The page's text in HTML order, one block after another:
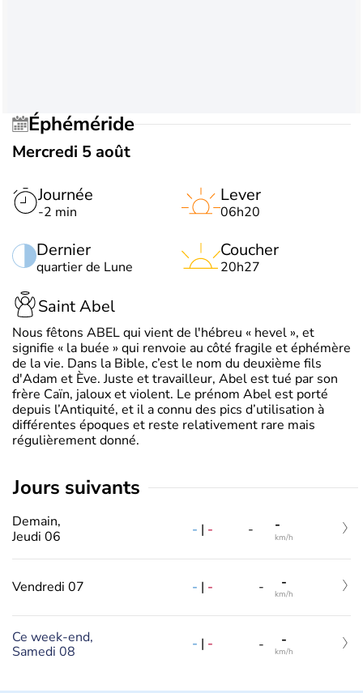
Éphéméride
Mercredi 5 août
Journée
-2 min
Dernier
quartier de Lune
Lever
06h20
Coucher
20h27
Saint Abel
Nous fêtons ABEL qui vient de l'hébreu « hevel », et
signifie « la buée » qui renvoie au côté fragile et éphémère
de la vie. Dans la Bible, c’est le nom du deuxième fils
d'Adam et Ève. Juste et travailleur, Abel est tué par son
frère Caïn, jaloux et violent. Le prénom Abel est porté
depuis l’Antiquité, et il a connu des pics d’utilisation à
différentes époques et reste relativement rare mais
régulièrement donné.
jours suivants
Demain,
Jeudi 06
- | - - -
km/h
Vendredi 07 - | - - -
km/h
Ce week-end,
Samedi 08
- | - - -
km/h